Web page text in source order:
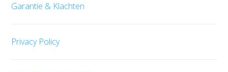
Garantie & Klachten
Privacy Policy